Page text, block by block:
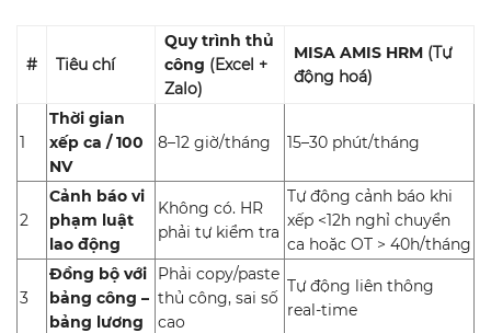
# Tiêu chí
Quy trình thủ
công (Excel +
Zalo)
MISA AMIS HRM (Tự
động hoá)
1
Thời gian
xếp ca / 100
NV
8–12 giờ/tháng 15–30 phút/tháng
2
Cảnh báo vi
phạm luật
lao động
Không có. HR
phải tự kiểm tra
Tự động cảnh báo khi
xếp <12h nghỉ chuyển
ca hoặc OT > 40h/tháng
3
Đồng bộ với
bảng công –
bảng lương
Phải copy/paste
thủ công, sai số
cao
Tự động liên thông
real-time